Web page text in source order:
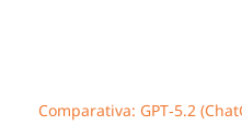
Comparativa: GPT‑5.2